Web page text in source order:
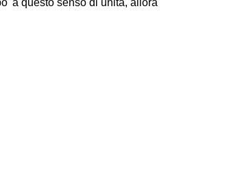
a questo senso di unità, allora